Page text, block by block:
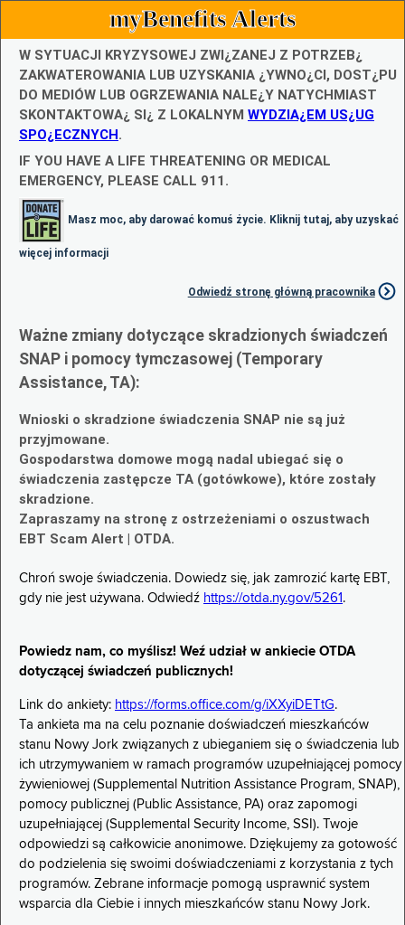
myBenefits Alerts
W SYTUACJI KRYZYSOWEJ ZWI¿ZANEJ Z POTRZEB¿
ZAKWATEROWANIA LUB UZYSKANIA ¿YWNO¿CI, DOST¿PU
DO MEDIÓW LUB OGRZEWANIA NALE¿Y NATYCHMIAST
SKONTAKTOWA¿ SI¿ Z LOKALNYM WYDZIA¿EM US¿UG
SPO¿ECZNYCH.
IF YOU HAVE A LIFE THREATENING OR MEDICAL
EMERGENCY, PLEASE CALL 911.
Masz moc, aby darować komuś życie. Kliknij tutaj, aby uzyskać
więcej informacji
Odwiedź stronę główną pracownika
Ważne zmiany dotyczące skradzionych świadczeń
SNAP i pomocy tymczasowej (Temporary
Assistance, TA):
Wnioski o skradzione świadczenia SNAP nie są już
przyjmowane.
Gospodarstwa domowe mogą nadal ubiegać się o
świadczenia zastępcze TA (gotówkowe), które zostały
skradzione.
Zapraszamy na stronę z ostrzeżeniami o oszustwach
EBT Scam Alert | OTDA.
Chroń swoje świadczenia. Dowiedz się, jak zamrozić kartę EBT,
gdy nie jest używana. Odwiedź https://otda.ny.gov/5261 .
Powiedz nam, co myślisz! Weź udział w ankiecie OTDA
dotyczącej świadczeń publicznych!
Link do ankiety: https://forms.office.com/g/iXXyiDETtG.
Ta ankieta ma na celu poznanie doświadczeń mieszkańców
stanu Nowy Jork związanych z ubieganiem się o świadczenia lub
ich utrzymywaniem w ramach programów uzupełniającej pomocy
żywieniowej (Supplemental Nutrition Assistance Program, SNAP),
pomocy publicznej (Public Assistance, PA) oraz zapomogi
uzupełniającej (Supplemental Security Income, SSI). Twoje
odpowiedzi są całkowicie anonimowe. Dziękujemy za gotowość
do podzielenia się swoimi doświadczeniami z korzystania z tych
programów. Zebrane informacje pomogą usprawnić system
wsparcia dla Ciebie i innych mieszkańców stanu Nowy Jork.